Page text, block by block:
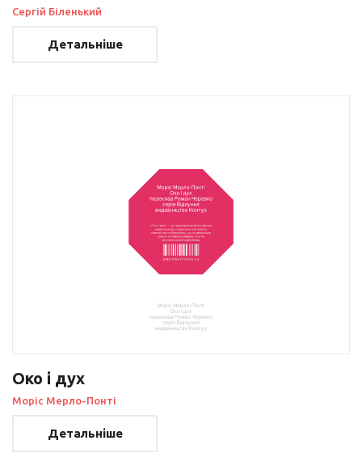
Сергій Біленький
Детальніше
Око і дух
Моріс Мерло-Понті
Детальніше